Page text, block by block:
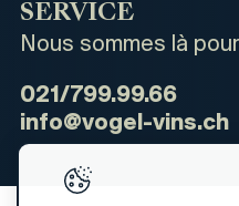
SERVICE
Nous sommes là
021/799.99.66
info@vogel-vins.ch